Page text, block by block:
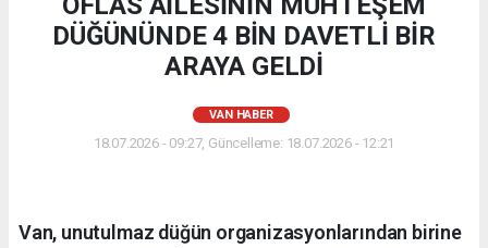
DÜĞÜNÜNDE 4 BİN DAVETLİ BİR
ARAYA GELDİ
VAN HABER
18.07.2026 - 09:27, Güncelleme: 18.07.2026 - 12:21
Van, unutulmaz düğün organizasyonlarından birine